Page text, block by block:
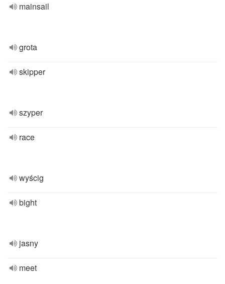
mainsail
grota
skipper
szyper
race
wyścig
bight
jasny
meet